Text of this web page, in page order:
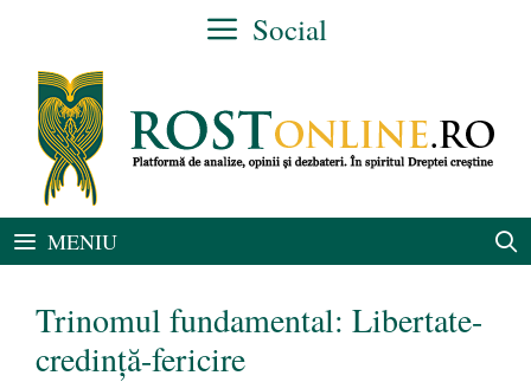
conținut
Social
MENIU
Trinomul fundamental: Libertate-
credinţă-fericire